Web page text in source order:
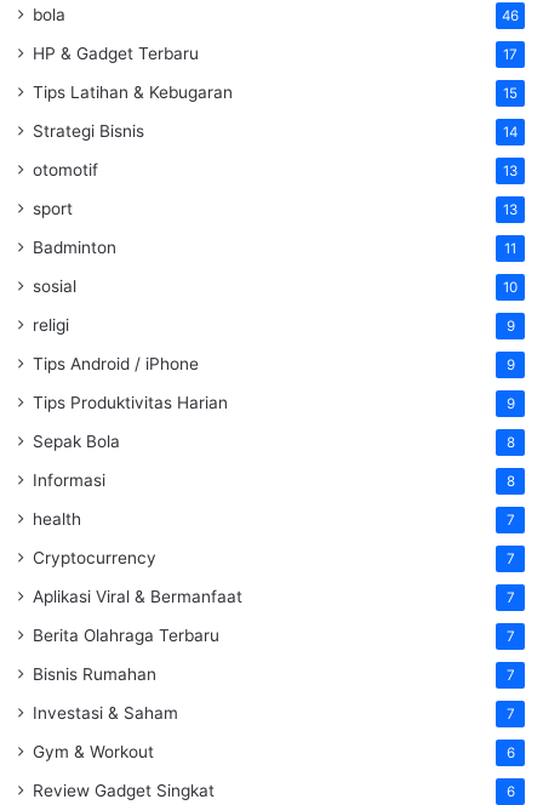
bola 46
HP & Gadget Terbaru 17
Tips Latihan & Kebugaran 15
Strategi Bisnis 14
otomotif 13
sport 13
Badminton 11
sosial 10
religi 9
Tips Android / iPhone 9
Tips Produktivitas Harian 9
Sepak Bola 8
Informasi 8
health 7
Cryptocurrency 7
Aplikasi Viral & Bermanfaat 7
Berita Olahraga Terbaru 7
Bisnis Rumahan 7
Investasi & Saham 7
Gym & Workout 6
Review Gadget Singkat 6